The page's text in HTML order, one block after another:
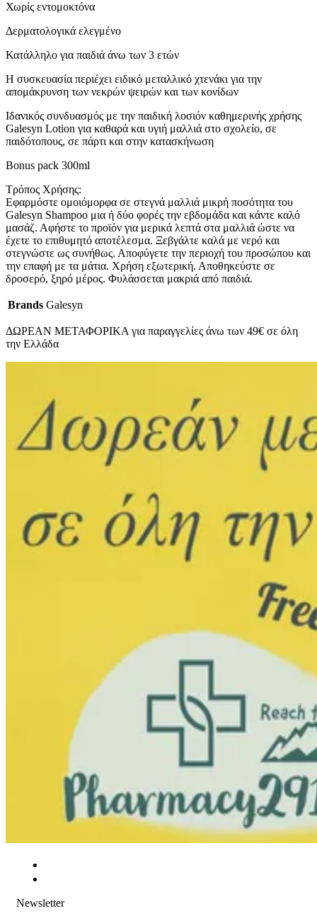
Χωρίς εντομοκτόνα
Δερματολογικά ελεγμένο
Κατάλληλο για παιδιά άνω των 3 ετών
Η συσκευασία περιέχει ειδικό μεταλλικό χτενάκι για την
απομάκρυνση των νεκρών ψειρών και των κονίδων
Ιδανικός συνδυασμός με την παιδική λοσιόν καθημερινής χρήσης
Galesyn Lotion για καθαρά και υγιή μαλλιά στο σχολείο, σε
παιδότοπους, σε πάρτι και στην κατασκήνωση
Bonus pack 300ml
Τρόπος Χρήσης:
Εφαρμόστε ομοιόμορφα σε στεγνά μαλλιά μικρή ποσότητα του
Galesyn Shampoo μια ή δύο φορές την εβδομάδα και κάντε καλό
μασάζ. Αφήστε το προϊόν για μερικά λεπτά στα μαλλιά ώστε να
έχετε το επιθυμητό αποτέλεσμα. Ξεβγάλτε καλά με νερό και
στεγνώστε ως συνήθως. Αποφύγετε την περιοχή του προσώπου και
την επαφή με τα μάτια. Χρήση εξωτερική. Αποθηκεύστε σε
δροσερό, ξηρό μέρος. Φυλάσσεται μακριά από παιδιά.
Brands Galesyn
ΔΩΡΕΑΝ ΜΕΤΑΦΟΡΙΚΑ για παραγγελίες άνω των 49€ σε όλη
την Ελλάδα
Newsletter